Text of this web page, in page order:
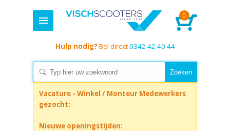
0
Hulp nodig? Bel direct0342 42 40 44
Vacature - Winkel / Monteur Medewerkers
gezocht:
Nieuwe openingstijden: